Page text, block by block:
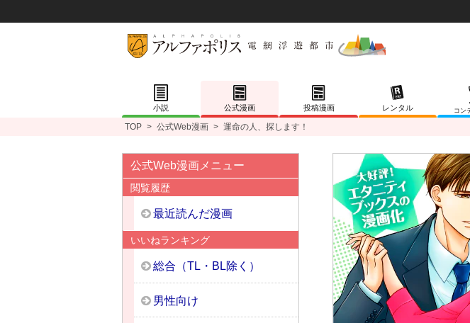
小説 公式漫画 投稿漫画 レンタル
コン
TOP > 公式Web漫画 > 運命の人、探します！
公式Web漫画メニュー
閲覧履歴
最近読んだ漫画
いいねランキング
総合（TL・BL除く）
男性向け